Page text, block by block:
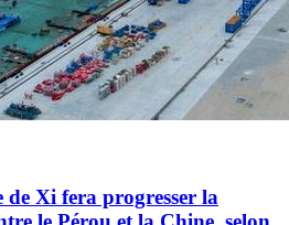
Xi fera progresser la